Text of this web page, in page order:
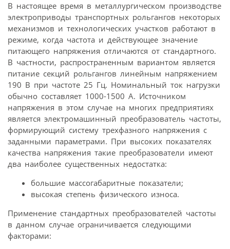
В настоящее время в металлургическом производстве
электроприводы транспортных рольгангов некоторых
механизмов и технологических участков работают в
режиме, когда частота и действующее значение
питающего напряжения отличаются от стандартного.
В частности, распространенным вариантом является
питание секций рольгангов линейным напряжением
190 В при частоте 25 Гц. Номинальный ток нагрузки
обычно составляет 1000-1500 А. Источником
напряжения в этом случае на многих предприятиях
является электромашинный преобразователь частоты,
формирующий систему трехфазного напряжения с
заданными параметрами. При высоких показателях
качества напряжения такие преобразователи имеют
два наиболее существенных недостатка:
большие массогабаритные показатели;
высокая степень физического износа.
Применение стандартных преобразователей частоты
в данном случае ограничивается следующими
факторами: